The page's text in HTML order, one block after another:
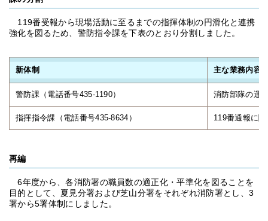
119番受報から現場活動に至るまでの指揮体制の円滑化と連携
強化を図るため、警防指令課を下表のとおり分割しました。
新体制 主な業務内容
警防課（電話番号435-1190） 消防部隊の運
指揮指令課（電話番号435-8634） 119番通報に
再編
6年度から、各消防署の職員数の適正化・平準化を図ることを
目的として、夏見分署および芝山分署をそれぞれ消防署とし、3
署から5署体制にしました。